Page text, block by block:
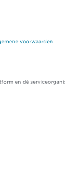
voorwaarden
en dé